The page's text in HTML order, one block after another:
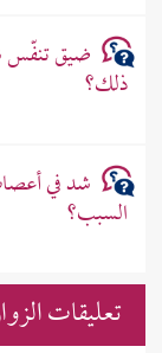
ضيق تنفّس
ذلك؟
شد في
السبب؟
تعليقات